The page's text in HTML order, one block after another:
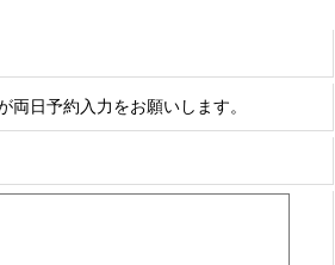
日予約入力をお願いします。